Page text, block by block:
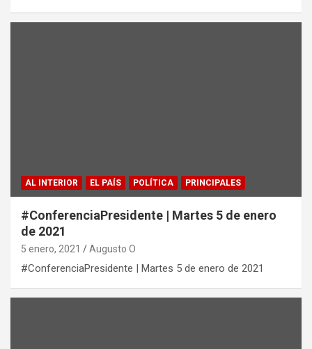
AL INTERIOR EL PAÍS POLÍTICA PRINCIPALES
#ConferenciaPresidente | Martes 5 de enero
de 2021
5 enero, 2021 Augusto O
#ConferenciaPresidente | Martes 5 de enero de 2021